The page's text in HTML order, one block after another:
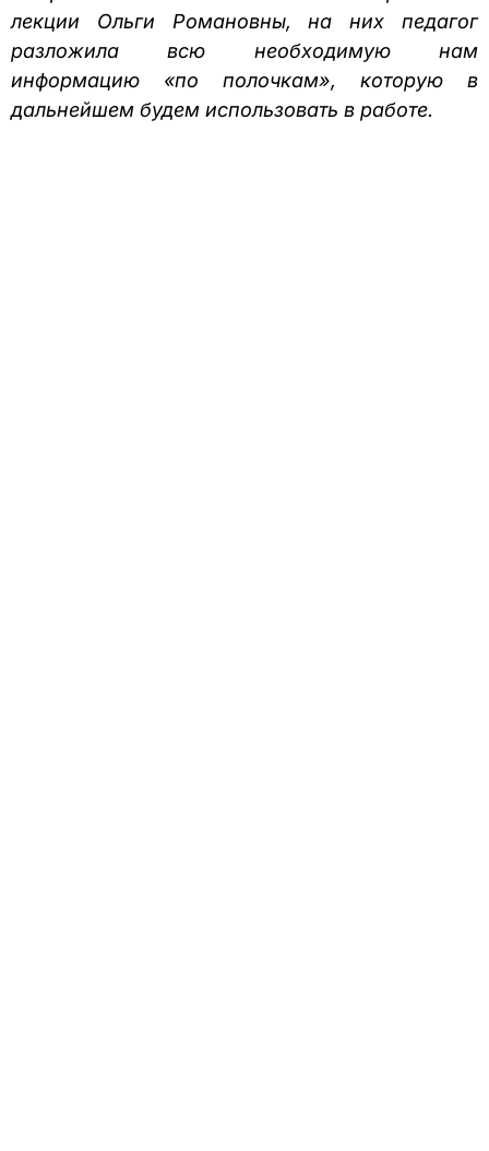
лекции Ольги Романовны, на них педагог
разложила всю необходимую нам
информацию «по полочкам», которую в
дальнейшем будем использовать в работе.